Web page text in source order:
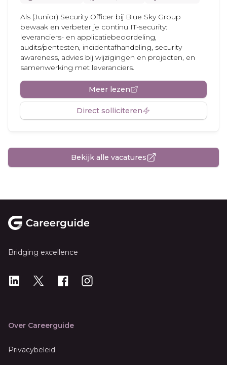
Als (Junior) Security Officer bij Blue Sky Group
bewaak en verbeter je continu IT-security:
leveranciers- en applicatiebeoordeling,
audits/pentesten, incidentafhandeling, security
awareness, advies bij wijzigingen en projecten, en
samenwerking met leveranciers.
Meer lezen
Direct solliciteren
Bekijk alle vacatures
Bridging excellence
LinkedIn
X Instagram
Over Careerguide
Privacybeleid